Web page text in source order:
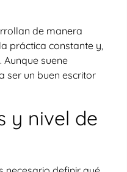
de manera
práctica constante y,
Aunque suene
ser un buen escritor
y nivel de